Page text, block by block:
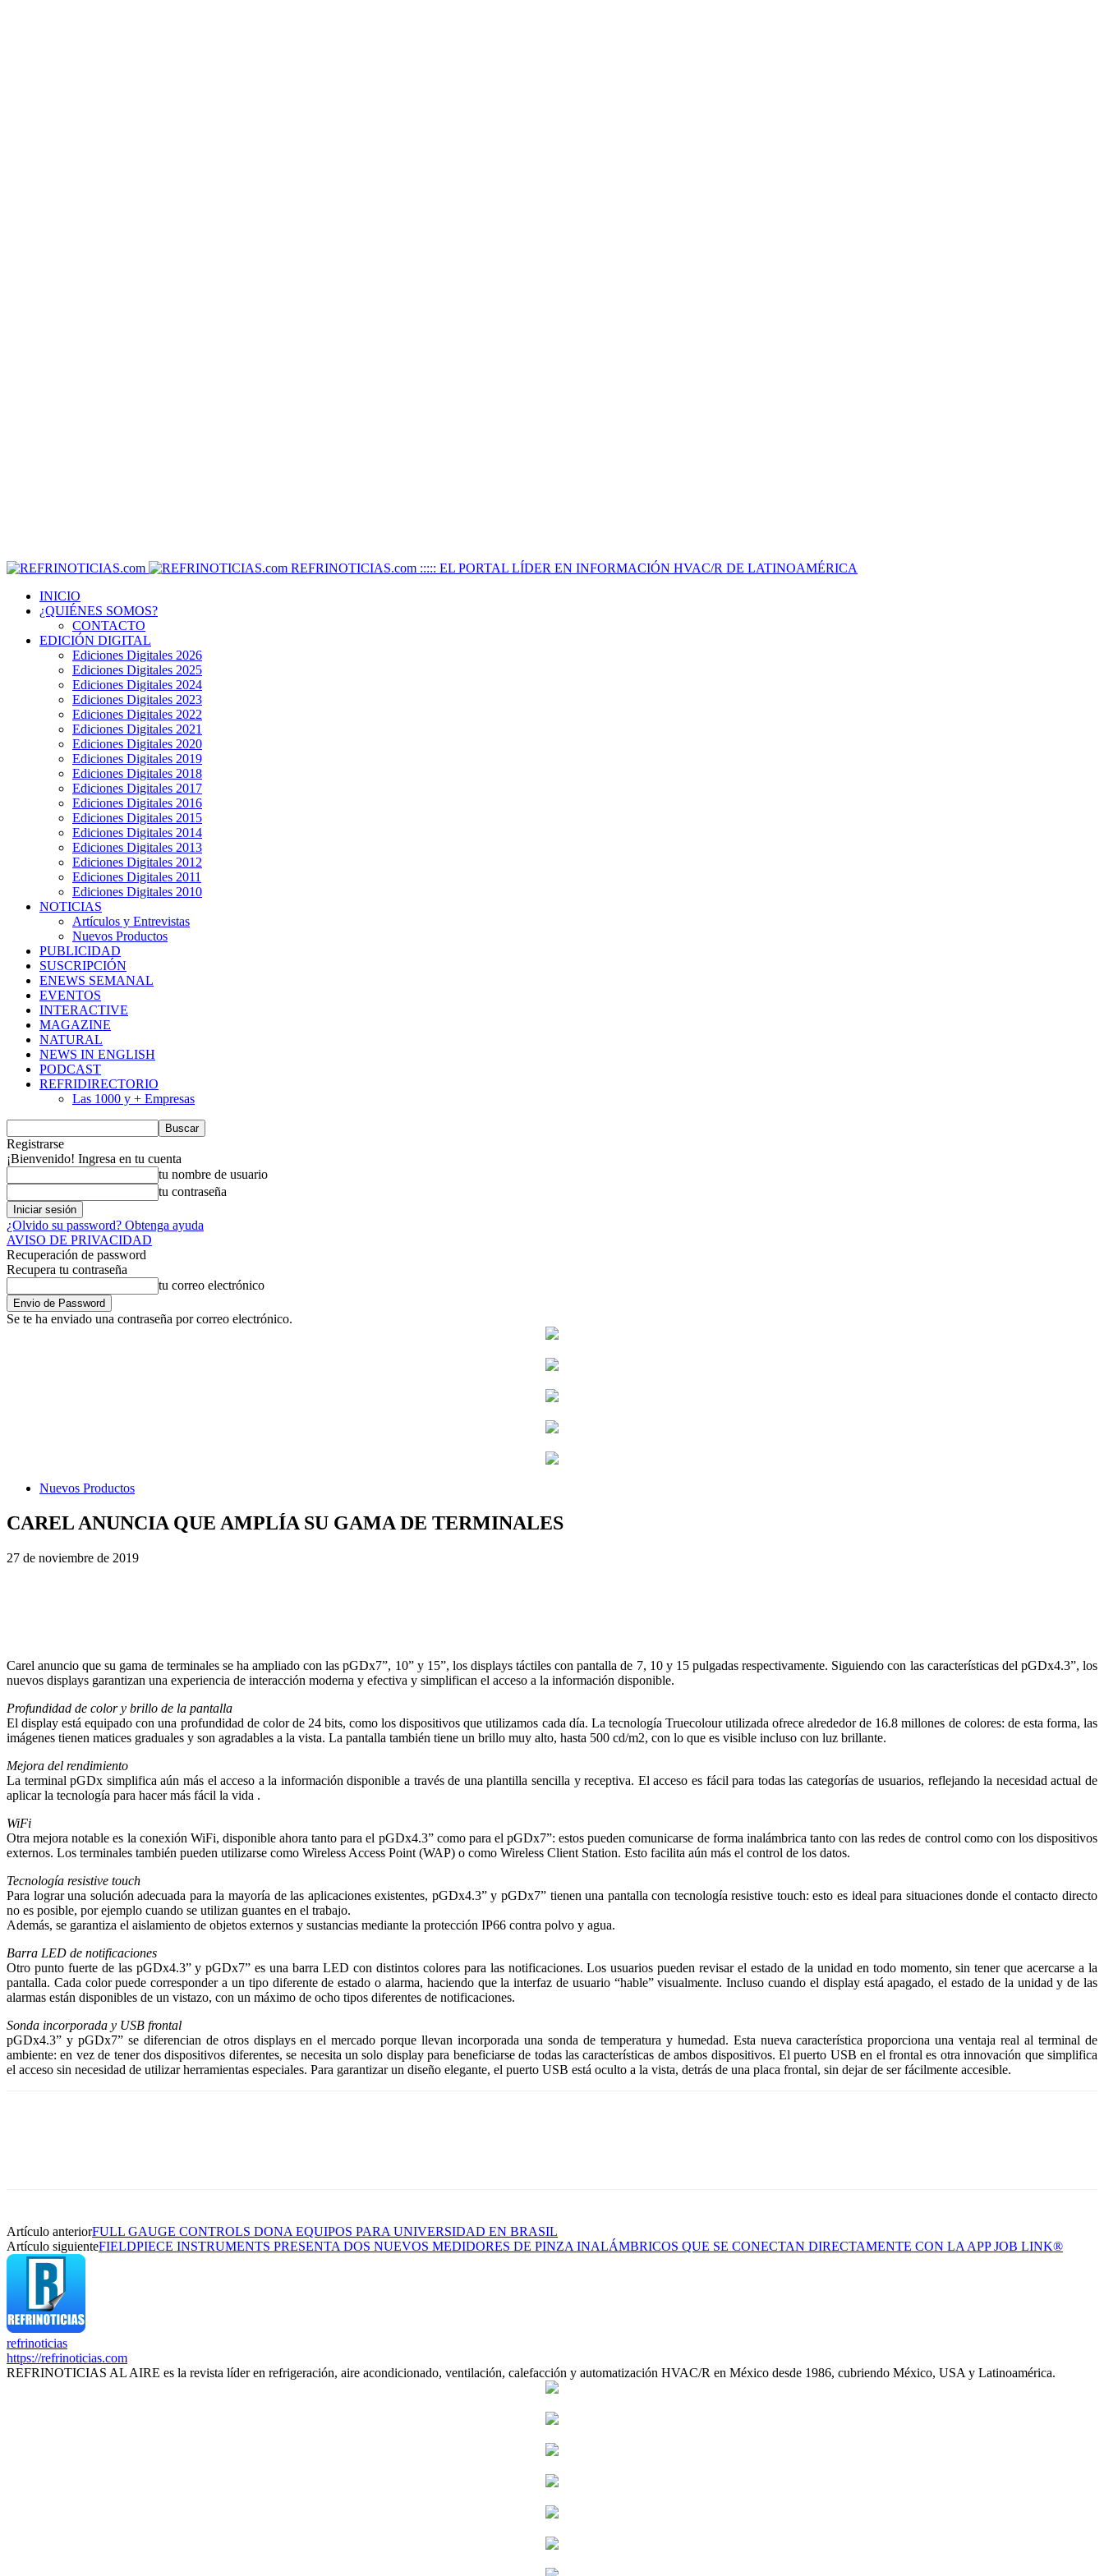
REFRINOTICIAS.com ::::: EL PORTAL LÍDER EN INFORMACIÓN HVAC/R DE LATINOAMÉRICA
INICIO
¿QUIÉNES SOMOS?
CONTACTO
EDICIÓN DIGITAL
Ediciones Digitales 2026
Ediciones Digitales 2025
Ediciones Digitales 2024
Ediciones Digitales 2023
Ediciones Digitales 2022
Ediciones Digitales 2021
Ediciones Digitales 2020
Ediciones Digitales 2019
Ediciones Digitales 2018
Ediciones Digitales 2017
Ediciones Digitales 2016
Ediciones Digitales 2015
Ediciones Digitales 2014
Ediciones Digitales 2013
Ediciones Digitales 2012
Ediciones Digitales 2011
Ediciones Digitales 2010
NOTICIAS
Artículos y Entrevistas
Nuevos Productos
PUBLICIDAD
SUSCRIPCIÓN
ENEWS SEMANAL
EVENTOS
INTERACTIVE
MAGAZINE
NATURAL
NEWS IN ENGLISH
PODCAST
REFRIDIRECTORIO
Las 1000 y + Empresas
Registrarse
¡Bienvenido! Ingresa en tu cuenta
tu nombre de usuario
tu contraseña
¿Olvido su password? Obtenga ayuda
AVISO DE PRIVACIDAD
Recuperación de password
Recupera tu contraseña
tu correo electrónico
Se te ha enviado una contraseña por correo electrónico.
Nuevos Productos
CAREL ANUNCIA QUE AMPLÍA SU GAMA DE TERMINALES
27 de noviembre de 2019
Carel anuncio que su gama de terminales se ha ampliado con las pGDx7”, 10” y 15”, los displays táctiles con pantalla de 7, 10 y 15 pulgadas respectivamente. Siguiendo con las características del pGDx4.3”, los
nuevos displays garantizan una experiencia de interacción moderna y efectiva y simplifican el acceso a la información disponible.
Profundidad de color y brillo de la pantalla
El display está equipado con una profundidad de color de 24 bits, como los dispositivos que utilizamos cada día. La tecnología Truecolour utilizada ofrece alrededor de 16.8 millones de colores: de esta forma, las
imágenes tienen matices graduales y son agradables a la vista. La pantalla también tiene un brillo muy alto, hasta 500 cd/m2, con lo que es visible incluso con luz brillante.
Mejora del rendimiento
La terminal pGDx simplifica aún más el acceso a la información disponible a través de una plantilla sencilla y receptiva. El acceso es fácil para todas las categorías de usuarios, reflejando la necesidad actual de
aplicar la tecnología para hacer más fácil la vida .
WiFi
Otra mejora notable es la conexión WiFi, disponible ahora tanto para el pGDx4.3” como para el pGDx7”: estos pueden comunicarse de forma inalámbrica tanto con las redes de control como con los dispositivos
externos. Los terminales también pueden utilizarse como Wireless Access Point (WAP) o como Wireless Client Station. Esto facilita aún más el control de los datos.
Tecnología resistive touch
Para lograr una solución adecuada para la mayoría de las aplicaciones existentes, pGDx4.3” y pGDx7” tienen una pantalla con tecnología resistive touch: esto es ideal para situaciones donde el contacto directo
no es posible, por ejemplo cuando se utilizan guantes en el trabajo.
Además, se garantiza el aislamiento de objetos externos y sustancias mediante la protección IP66 contra polvo y agua.
Barra LED de notificaciones
Otro punto fuerte de las pGDx4.3” y pGDx7” es una barra LED con distintos colores para las notificaciones. Los usuarios pueden revisar el estado de la unidad en todo momento, sin tener que acercarse a la
pantalla. Cada color puede corresponder a un tipo diferente de estado o alarma, haciendo que la interfaz de usuario “hable” visualmente. Incluso cuando el display está apagado, el estado de la unidad y de las
alarmas están disponibles de un vistazo, con un máximo de ocho tipos diferentes de notificaciones.
Sonda incorporada y USB frontal
pGDx4.3” y pGDx7” se diferencian de otros displays en el mercado porque llevan incorporada una sonda de temperatura y humedad. Esta nueva característica proporciona una ventaja real al terminal de
ambiente: en vez de tener dos dispositivos diferentes, se necesita un solo display para beneficiarse de todas las características de ambos dispositivos. El puerto USB en el frontal es otra innovación que simplifica
el acceso sin necesidad de utilizar herramientas especiales. Para garantizar un diseño elegante, el puerto USB está oculto a la vista, detrás de una placa frontal, sin dejar de ser fácilmente accesible.
Artículo anteriorFULL GAUGE CONTROLS DONA EQUIPOS PARA UNIVERSIDAD EN BRASIL
Artículo siguienteFIELDPIECE INSTRUMENTS PRESENTA DOS NUEVOS MEDIDORES DE PINZA INALÁMBRICOS QUE SE CONECTAN DIRECTAMENTE CON LA APP JOB LINK®
refrinoticias
https://refrinoticias.com
REFRINOTICIAS AL AIRE es la revista líder en refrigeración, aire acondicionado, ventilación, calefacción y automatización HVAC/R en México desde 1986, cubriendo México, USA y Latinoamérica.